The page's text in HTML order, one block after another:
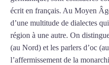
écrit en français. Au Moyen
d’une multitude de dialectes
région à une autre. On
(au Nord) et les parlers d’oc
l’affermissement de la